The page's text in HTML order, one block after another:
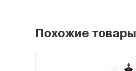
Похожие товары